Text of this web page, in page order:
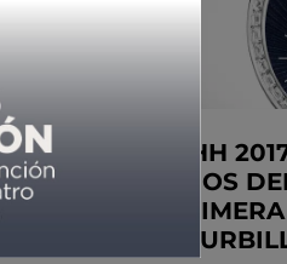
SE
SIHH
AÑOS